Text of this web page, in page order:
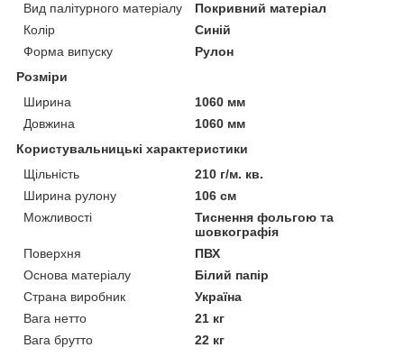
Вид палітурного матеріалу
Покривний матеріал
Колір
Синій
Форма випуску
Рулон
Розміри
Ширина
1060 мм
Довжина
1060 мм
Користувальницькі характеристики
Щільність
210 г/м. кв.
Ширина рулону
106 см
Можливості
Тиснення фольгою та
шовкографія
Поверхня
ПВХ
Основа матеріалу
Білий папір
Страна виробник
Україна
Вага нетто
21 кг
Вага брутто
22 кг